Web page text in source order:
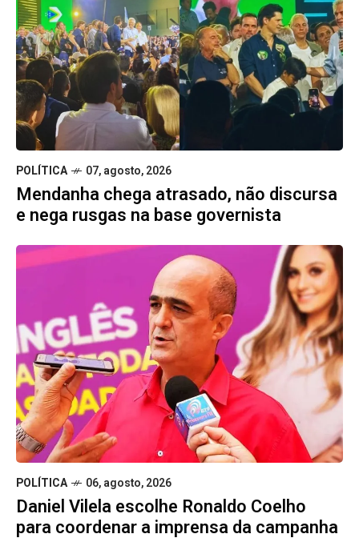
POLÍTICA 07, agosto, 2026
Mendanha chega atrasado, não discursa
e nega rusgas na base governista
POLÍTICA 06, agosto, 2026
Daniel Vilela escolhe Ronaldo Coelho
para coordenar a imprensa da campanha